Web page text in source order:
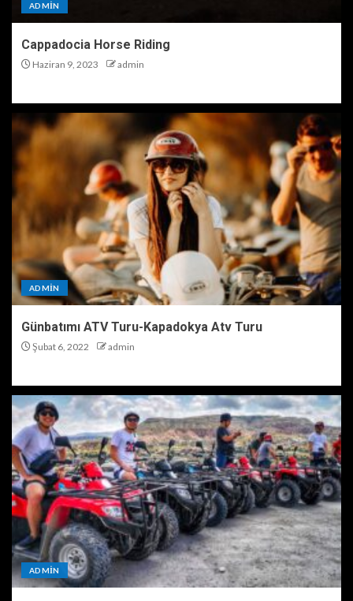
ADMIN
Cappadocia Horse Riding
Haziran 9, 2023 admin
ADMIN
Günbatımı ATV Turu-Kapadokya Atv Turu
Şubat 6, 2022 admin
ADMIN